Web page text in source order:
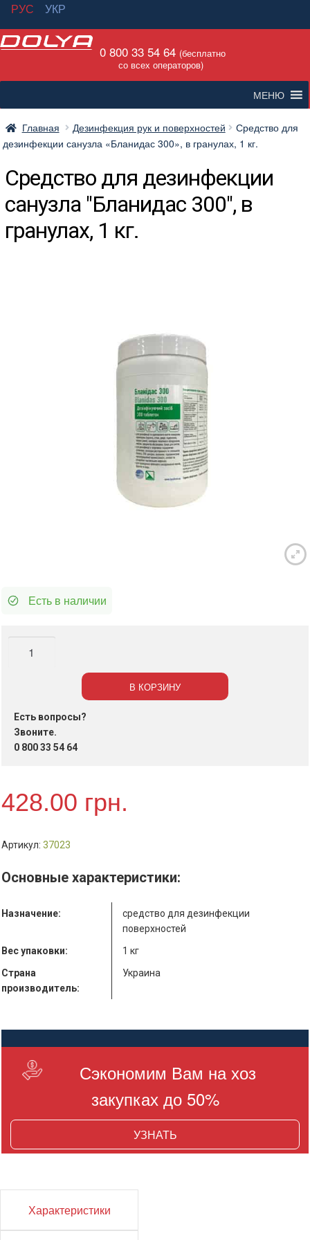
РУС
УКР
Перейти
навигации
Перейти
содержимому
0 800 33 54 64 (бесплатно
со всех операторов)
МЕНЮ
Главная Дезинфекция рук и поверхностей
Средство для
дезинфекции санузла «Бланидас 300», в гранулах, 1 кг.
Средство для дезинфекции
санузла "Бланидас 300", в
гранулах, 1 кг.
Есть в наличии
Средство
санузла
"Бланидас
300",
1
В КОРЗИНУ
Есть вопросы?
Звоните.
0 800 33 54 64
428.00 грн.
Артикул: 37023
Основные характеристики:
Назначение:
средство для дезинфекции
поверхностей
Вес упаковки:
1 кг
Страна
производитель:
Украина
Сэкономим Вам на хоз
закупках до 50%
УЗНАТЬ
Характеристики